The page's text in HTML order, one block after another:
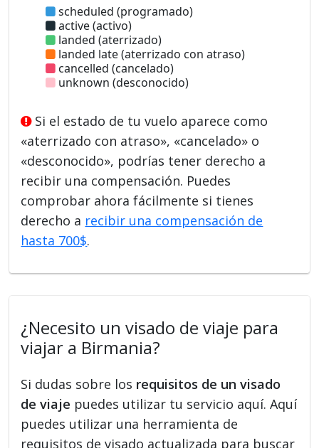
scheduled (programado)
active (activo)
landed (aterrizado)
landed late (aterrizado con atraso)
cancelled (cancelado)
unknown (desconocido)
Si el estado de tu vuelo aparece como
«aterrizado con atraso», «cancelado» o
«desconocido», podrías tener derecho a
recibir una compensación. Puedes
comprobar ahora fácilmente si tienes
derecho a recibir una compensación de
hasta 700$.
¿Necesito un visado de viaje para
viajar a Birmania?
Si dudas sobre los requisitos de un visado
de viaje puedes utilizar tu servicio aquí. Aquí
puedes utilizar una herramienta de
requisitos de visado actualizada para buscar